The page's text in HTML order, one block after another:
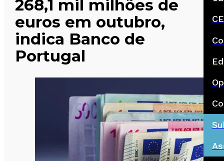
268,1 mil milhões de
euros em outubro,
indica Banco de
Portugal